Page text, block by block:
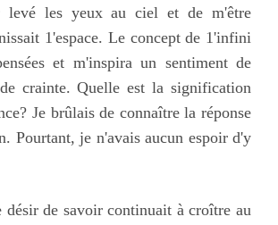
levé les yeux au ciel et de m'être
1'espace. Le concept de 1'infini
et m'inspira un sentiment de
crainte. Quelle est la signification
Je brûlais de connaître la réponse
Pourtant, je n'avais aucun espoir d'y
de savoir continuait à croître au